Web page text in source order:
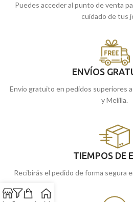
Puedes acceder al punto de venta
cuidado de tus
ENVÍOS
Envío gratuito en pedidos superiores
y Melilla.
TIEMPOS DE
Recibirás el pedido de forma segura